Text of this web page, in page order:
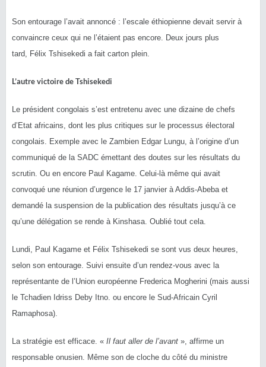
Son entourage l’avait annoncé : l’escale éthiopienne devait servir à
convaincre ceux qui ne l’étaient pas encore. Deux jours plus
tard, Félix Tshisekedi a fait carton plein.
L’autre victoire de Tshisekedi
Le président congolais s’est entretenu avec une dizaine de chefs
d’Etat africains, dont les plus critiques sur le processus électoral
congolais. Exemple avec le Zambien Edgar Lungu, à l’origine d’un
communiqué de la SADC émettant des doutes sur les résultats du
scrutin. Ou en encore Paul Kagame. Celui-là même qui avait
convoqué une réunion d’urgence le 17 janvier à Addis-Abeba et
demandé la suspension de la publication des résultats jusqu’à ce
qu’une délégation se rende à Kinshasa. Oublié tout cela.
Lundi, Paul Kagame et Félix Tshisekedi se sont vus deux heures,
selon son entourage. Suivi ensuite d’un rendez-vous avec la
représentante de l’Union européenne Frederica Mogherini (mais aussi
le Tchadien Idriss Deby Itno. ou encore le Sud-Africain Cyril
Ramaphosa).
La stratégie est efficace. « Il faut aller de l’avant », affirme un
responsable onusien. Même son de cloche du côté du ministre